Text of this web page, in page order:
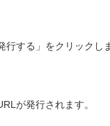
する」をクリックし
が発行されます。